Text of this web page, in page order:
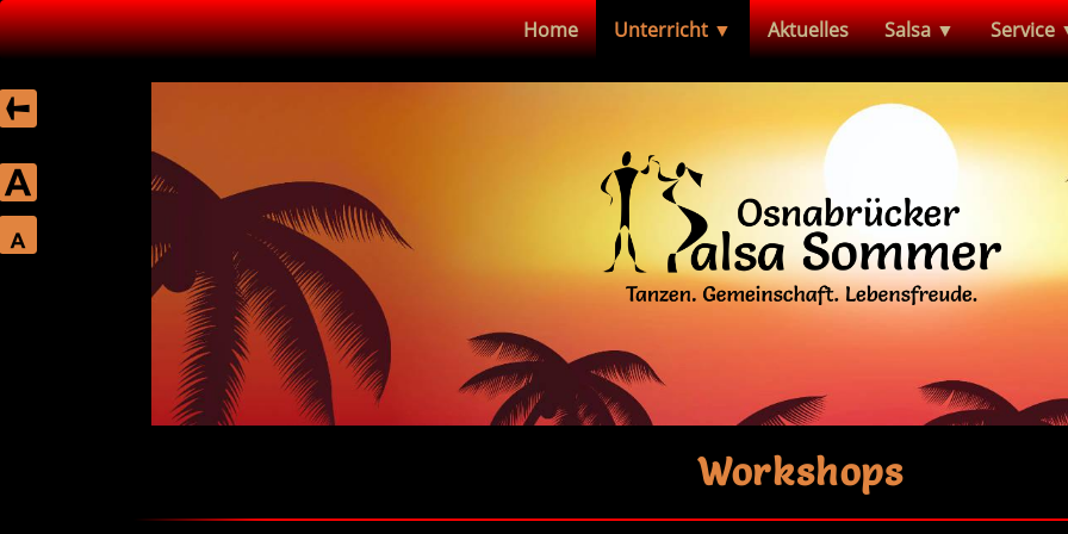
Home Unterricht ▼ Aktuelles Salsa ▼ Service
Workshops